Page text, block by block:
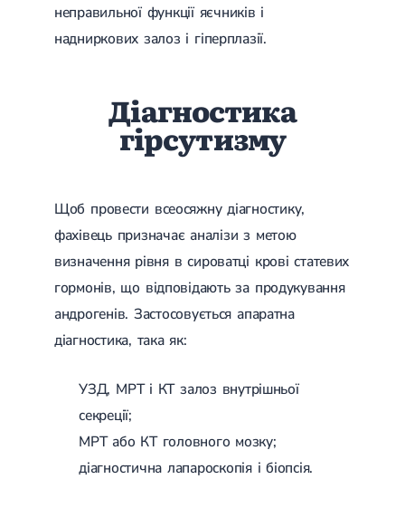
Реабілітація після артроскопії
неправильної функції яєчників і
надниркових залоз і гіперплазії.
Діагностика
гірсутизму
Щоб провести всеосяжну діагностику,
фахівець призначає аналізи з метою
визначення рівня в сироватці крові статевих
гормонів, що відповідають за продукування
андрогенів. Застосовується апаратна
діагностика, така як:
УЗД, МРТ і КТ залоз внутрішньої
секреції;
МРТ або КТ головного мозку;
діагностична лапароскопія і біопсія.